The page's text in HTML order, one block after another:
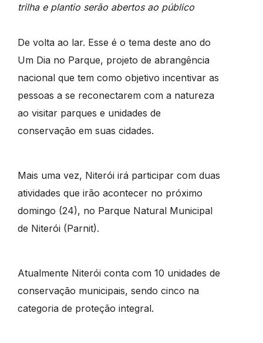
trilha e plantio serão abertos ao público
De volta ao lar. Esse é o tema deste ano do
Um Dia no Parque, projeto de abrangência
nacional que tem como objetivo incentivar as
pessoas a se reconectarem com a natureza
ao visitar parques e unidades de
conservação em suas cidades.
Mais uma vez, Niterói irá participar com duas
atividades que irão acontecer no próximo
domingo (24), no Parque Natural Municipal
de Niterói (Parnit).
Atualmente Niterói conta com 10 unidades de
conservação municipais, sendo cinco na
categoria de proteção integral.